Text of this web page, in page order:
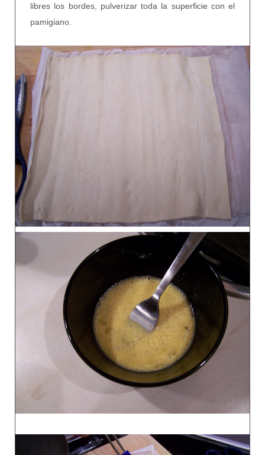
libres los bordes, pulverizar toda la superficie con el
pamigiano.